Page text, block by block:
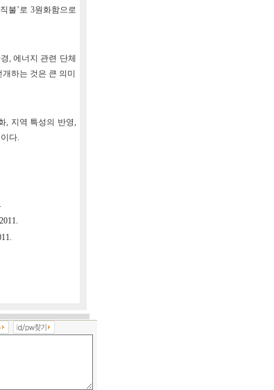
불’로 3원화함으로
, 에너지 관련 단체
하는 것은 큰 의미
, 지역 특성의 반영,
다.